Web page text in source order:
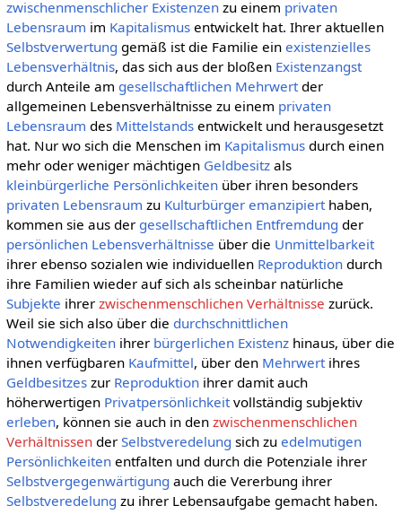
zwischenmenschlicher Existenzenzu einem privaten
Lebensraum im Kapitalismusentwickelt hat. Ihrer aktuellen
Selbstverwertung gemäß ist die Familie ein existenzielles
Lebensverhältnis, das sich aus der bloßen Existenzangst
durch Anteile am gesellschaftlichen Mehrwertder
allgemeinen Lebensverhältnisse zu einem privaten
Lebensraum des Mittelstandsentwickelt und herausgesetzt
hat. Nur wo sich die Menschen im Kapitalismusdurch einen
mehr oder weniger mächtigen Geldbesitzals
kleinbürgerliche Persönlichkeitenüber ihren besonders
privaten Lebensraum zu Kulturbürger emanzipierthaben,
kommen sie aus der gesellschaftlichen Entfremdung der
persönlichen Lebensverhältnisse über die Unmittelbarkeit
ihrer ebenso sozialen wie individuellen Reproduktiondurch
ihre Familien wieder auf sich als scheinbar natürliche
Subjekte ihrer zwischenmenschlichen Verhältnisse zurück.
Weil sie sich also über die durchschnittlichen
Notwendigkeitenihrer bürgerlichen Existenzhinaus, über die
ihnen verfügbaren Kaufmittel, über den Mehrwertihres
Geldbesitzeszur Reproduktionihrer damit auch
höherwertigen Privatpersönlichkeitvollständig subjektiv
erleben, können sie auch in den zwischenmenschlichen
Verhältnissender Selbstveredelung sich zu edelmutigen
Persönlichkeitenentfalten und durch die Potenziale ihrer
Selbstvergegenwärtigung auch die Vererbung ihrer
Selbstveredelung zu ihrer Lebensaufgabe gemacht haben.